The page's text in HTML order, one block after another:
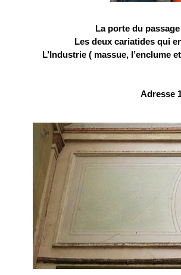
La porte du
Les deux cariatides qui
L’Industrie ( massue, l’enclume
Adresse